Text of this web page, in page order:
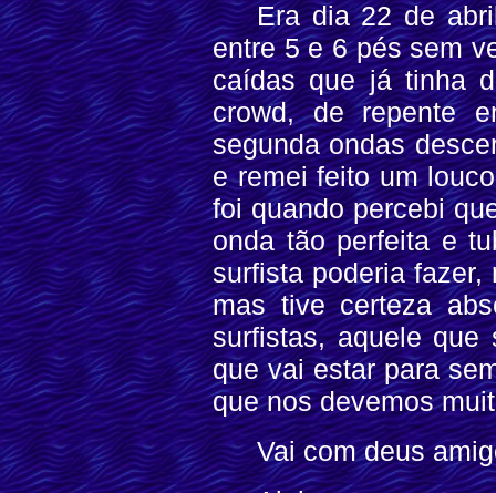
Era dia 22 de
entre 5 e 6 pés sem
caídas que já tinha
crowd, de repente
segunda ondas
e remei feito um
foi quando percebi
onda tão perfeita e
surfista poderia
mas tive certeza
surfistas, aquele
que vai estar para
que nos devemos
Vai com deus